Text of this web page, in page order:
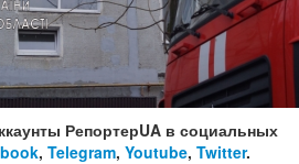
РепортерUA в социальных
, Telegram, Youtube, Twitter.